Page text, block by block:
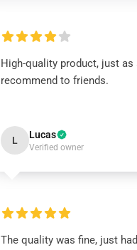
High-quality product, just as
recommend to friends.
L Lucas
Verified owner
The quality was fine, just